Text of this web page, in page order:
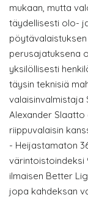
mukaan, mutta
täydellisesti olo-
pöytävalaistuksen
perusajatuksena
yksilöllisesti
täysin teknisiä
valaisinvalmistaja
Alexander
riippuvalaisin
- Heijastamaton
värintoistoindeksi
ilmaisen Better
jopa kahdeksan